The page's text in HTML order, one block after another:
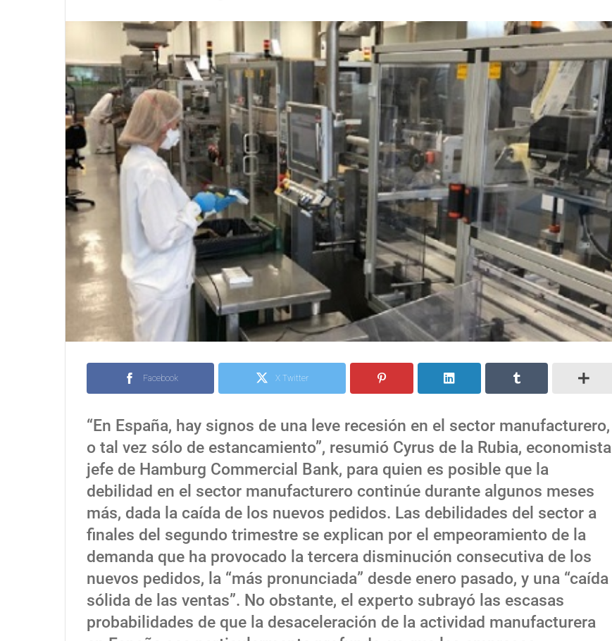
Facebook X Twitter
“En España, hay signos de una leve recesión en el sector manufacturero,
o tal vez sólo de estancamiento”, resumió Cyrus de la Rubia, economista
jefe de Hamburg Commercial Bank, para quien es posible que la
debilidad en el sector manufacturero continúe durante algunos meses
más, dada la caída de los nuevos pedidos. Las debilidades del sector a
finales del segundo trimestre se explican por el empeoramiento de la
demanda que ha provocado la tercera disminución consecutiva de los
nuevos pedidos, la “más pronunciada” desde enero pasado, y una “caída
sólida de las ventas”. No obstante, el experto subrayó las escasas
probabilidades de que la desaceleración de la actividad manufacturera